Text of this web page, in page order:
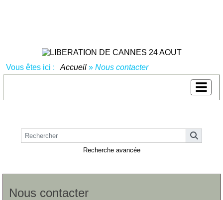
Vous êtes ici : Accueil » Nous contacter
Recherche avancée
Nous contacter